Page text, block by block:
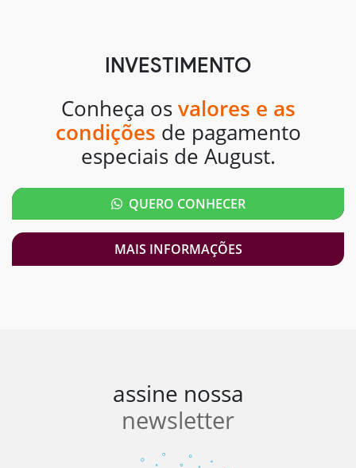
INVESTIMENTO
Conheça os valores e as
condições de pagamento
especiais de August.
QUERO CONHECER
MAIS INFORMAÇÕES
assine nossa
newsletter